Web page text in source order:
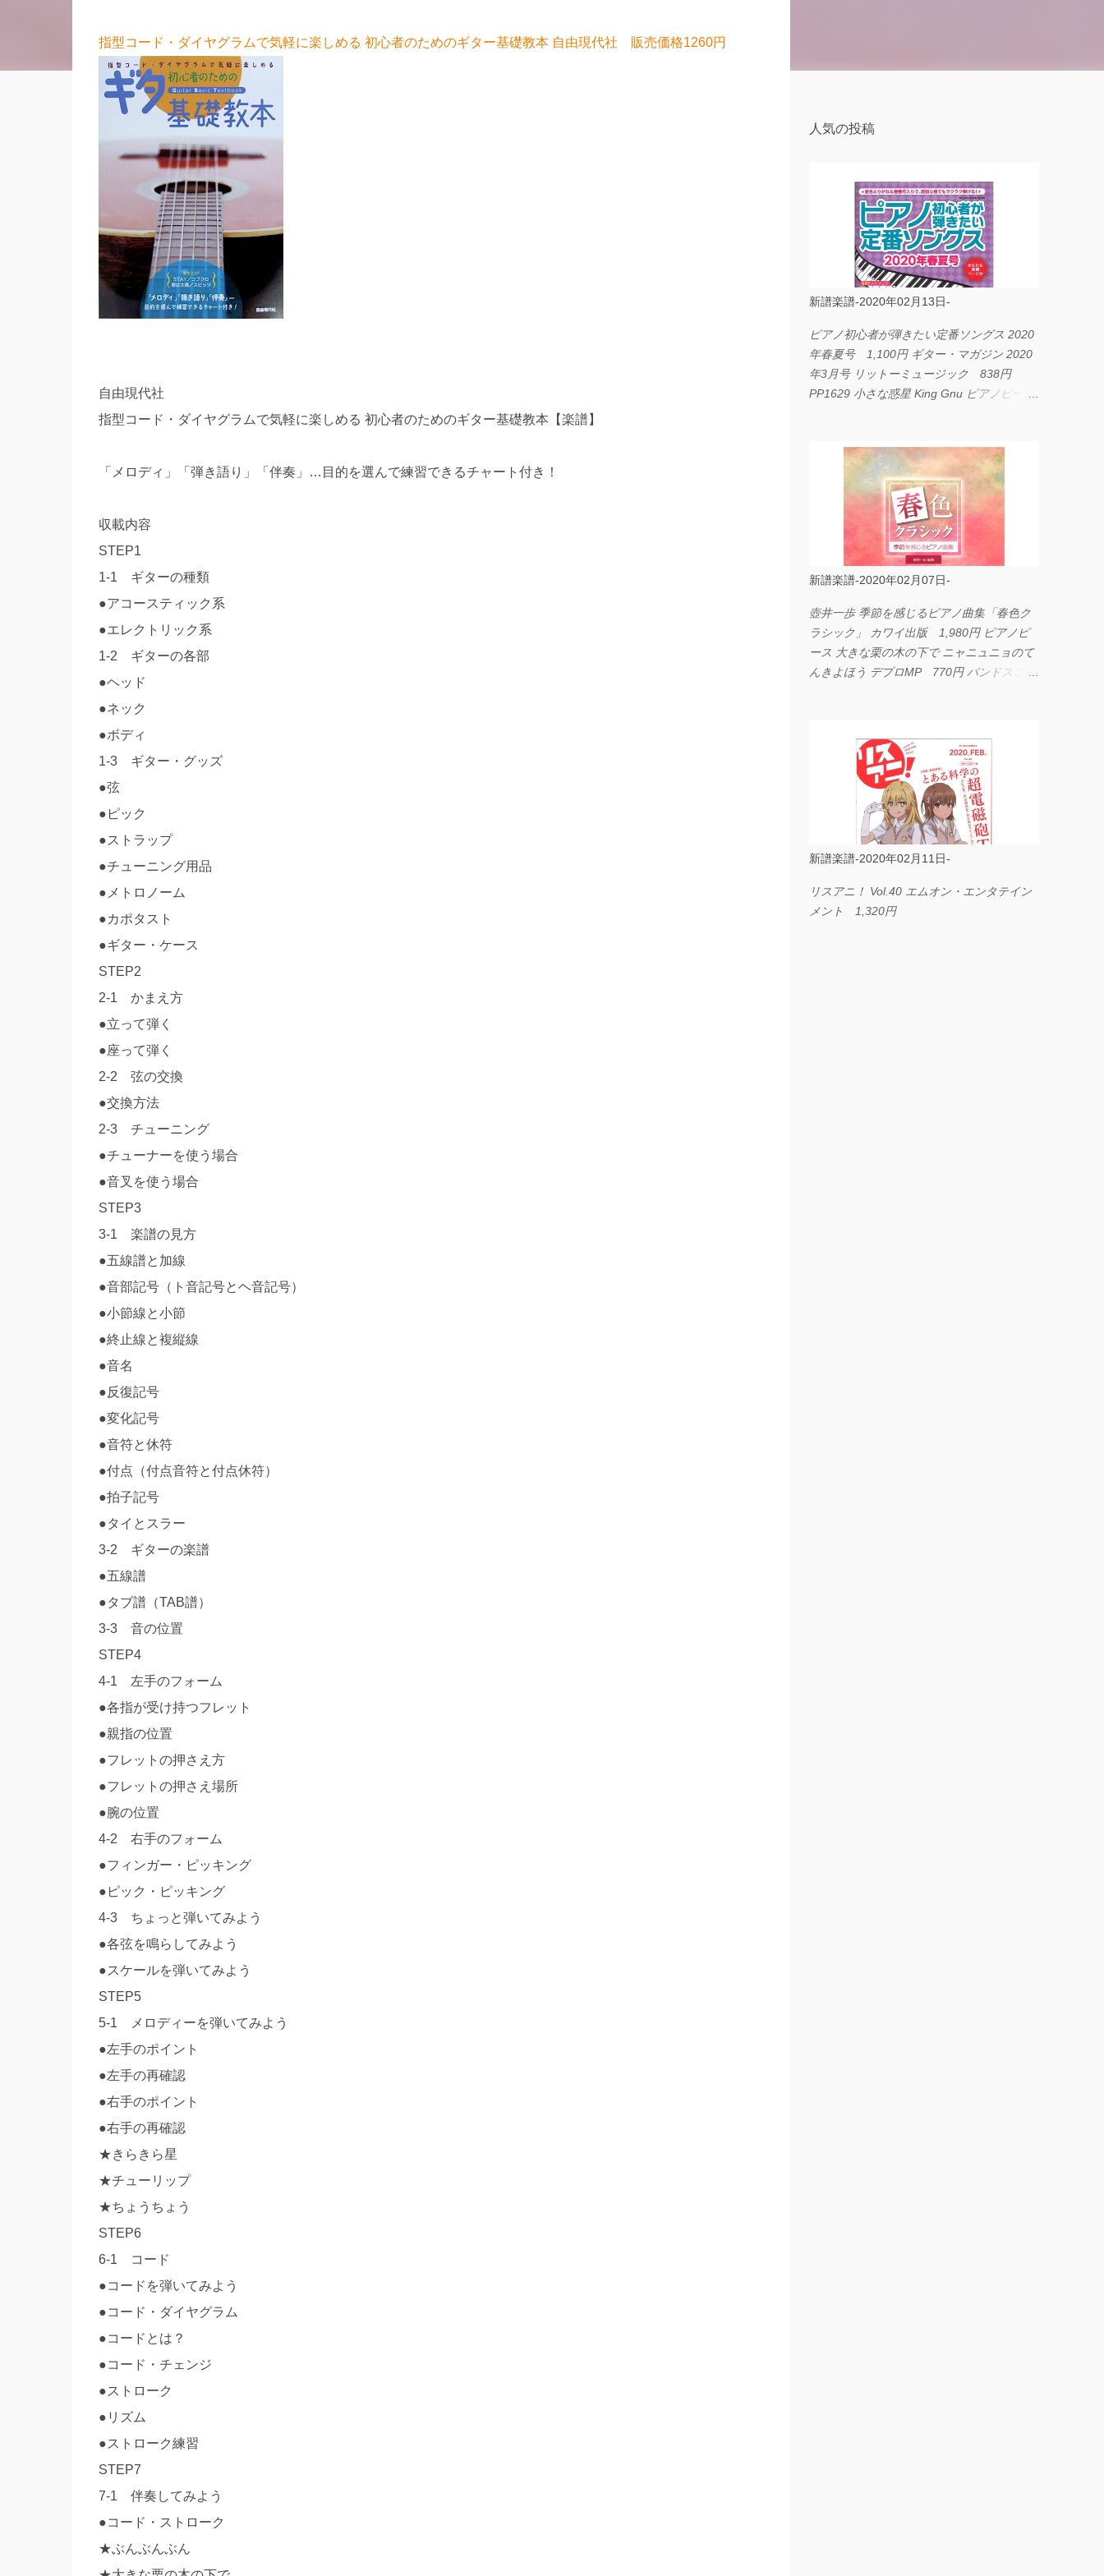
指型コード・ダイヤグラムで気軽に楽しめる 初心者のためのギター基礎教本 自由現代社 販売価格1260円
自由現代社
指型コード・ダイヤグラムで気軽に楽しめる 初心者のためのギター基礎教本【楽譜】
「メロディ」「弾き語り」「伴奏」…目的を選んで練習できるチャート付き！
収載内容
STEP1
1-1 ギターの種類
●アコースティック系
●エレクトリック系
1-2 ギターの各部
●ヘッド
●ネック
●ボディ
1-3 ギター・グッズ
●弦
●ピック
●ストラップ
●チューニング用品
●メトロノーム
●カポタスト
●ギター・ケース
STEP2
2-1 かまえ方
●立って弾く
●座って弾く
2-2 弦の交換
●交換方法
2-3 チューニング
●チューナーを使う場合
●音叉を使う場合
STEP3
3-1 楽譜の見方
●五線譜と加線
●音部記号（ト音記号とヘ音記号）
●小節線と小節
●終止線と複縦線
●音名
●反復記号
●変化記号
●音符と休符
●付点（付点音符と付点休符）
●拍子記号
●タイとスラー
3-2 ギターの楽譜
●五線譜
●タブ譜（TAB譜）
3-3 音の位置
STEP4
4-1 左手のフォーム
●各指が受け持つフレット
●親指の位置
●フレットの押さえ方
●フレットの押さえ場所
●腕の位置
4-2 右手のフォーム
●フィンガー・ピッキング
●ピック・ピッキング
4-3 ちょっと弾いてみよう
●各弦を鳴らしてみよう
●スケールを弾いてみよう
STEP5
5-1 メロディーを弾いてみよう
●左手のポイント
●左手の再確認
●右手のポイント
●右手の再確認
★きらきら星
★チューリップ
★ちょうちょう
STEP6
6-1 コード
●コードを弾いてみよう
●コード・ダイヤグラム
●コードとは？
●コード・チェンジ
●ストローク
●リズム
●ストローク練習
STEP7
7-1 伴奏してみよう
●コード・ストローク
★ぶんぶんぶん
人気の投稿
新譜楽譜-2020年02月13日-
ピアノ初心者が弾きたい定番ソングス 2020
年春夏号 1,100円 ギター・マガジン 2020
年3月号 リットーミュージック 838円
PP1629 小さな惑星 King Gnu ピアノピース
LOVE... Official髭男dism バンドピース フェ
アリー 825円
新譜楽譜-2020年02月07日-
壺井一歩 季節を感じるピアノ曲集「春色ク
ラシック」 カワイ出版 1,980円 ピアノピ
ース 大きな栗の木の下で ニャニュニョのて
んきよほう デプロMP 770円 バンドスコア
ス I LOVE．．． Official髭男dism やさしく
弾ける ピアノピース フェアリー 660円
BP2225 Kingdom of the Heavens 春畑道哉
バンドピース フェアリー 825円
新譜楽譜-2020年02月11日-
リスアニ！ Vol.40 エムオン・エンタテイン
メント 1,320円